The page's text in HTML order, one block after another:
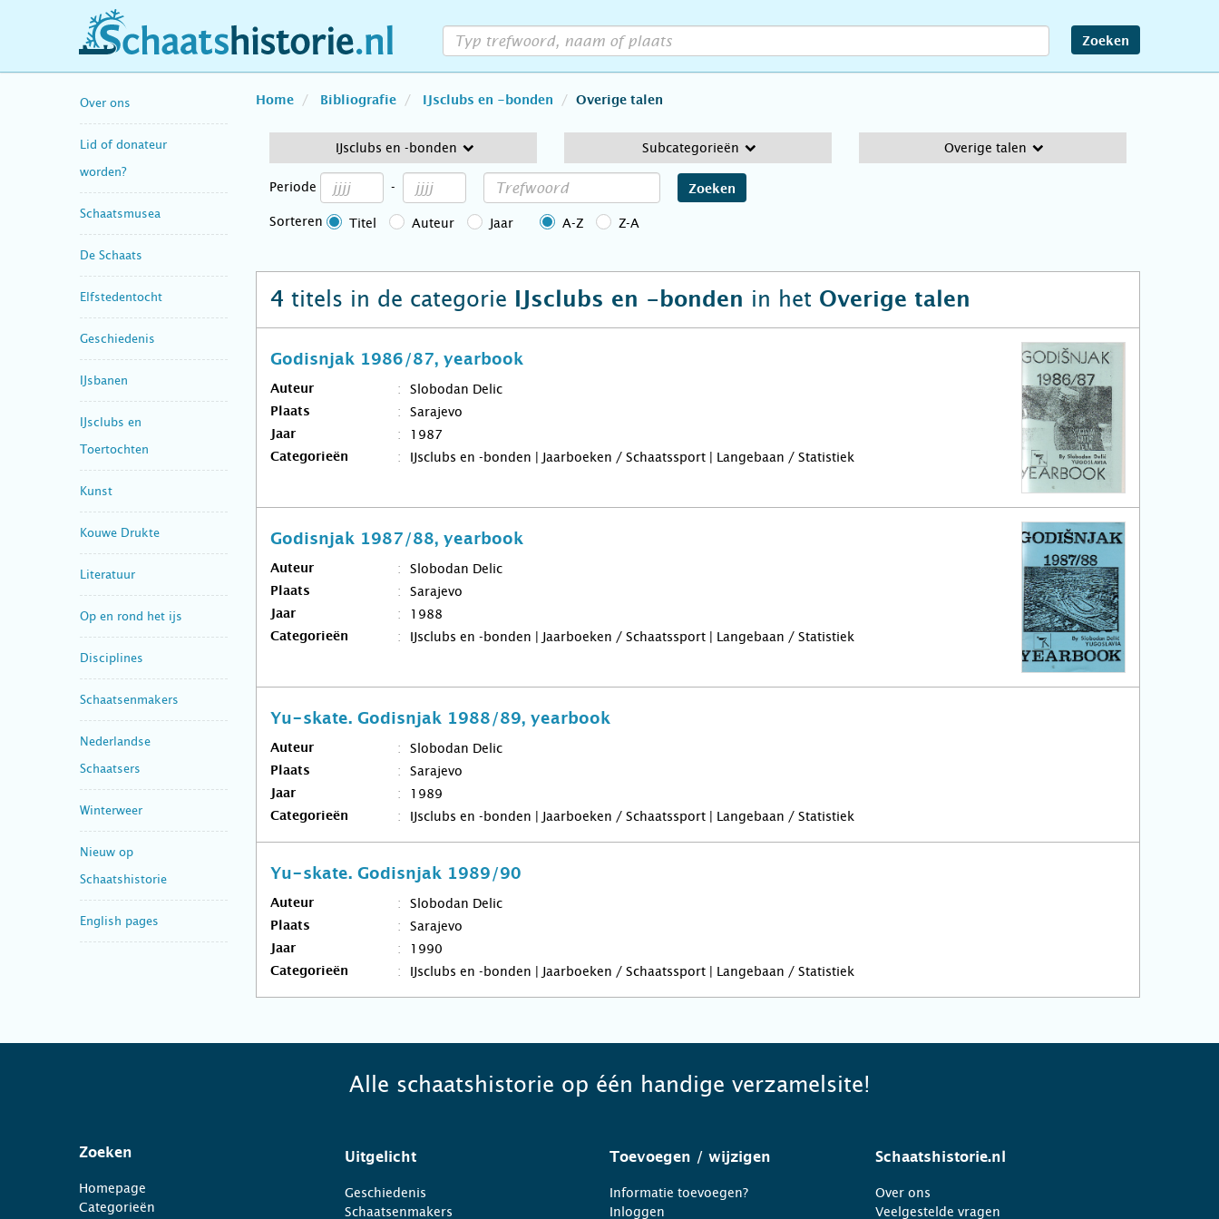
schaatshistorie.nl Zoeken
Over ons
Lid of donateur
worden?
Schaatsmusea
De Schaats
Elfstedentocht
Geschiedenis
IJsbanen
IJsclubs en
Toertochten
Kunst
Kouwe Drukte
Literatuur
Op en rond het ijs
Disciplines
Schaatsenmakers
Nederlandse
Schaatsers
Winterweer
Nieuw op
Schaatshistorie
English pages
Home Bibliografie IJsclubs en -bonden Overige talen
IJsclubs en -bonden Subcategorieën Overige talen
Periode - Zoeken
Sorteren Titel Auteur Jaar A-Z Z-A
4 titels in de categorie IJsclubs en -bonden in het Overige talen
Godisnjak 1986/87, yearbook
Auteur Slobodan Delic
Plaats Sarajevo
Jaar 1987
Categorieën IJsclubs en -bonden | Jaarboeken / Schaatssport | Langebaan / Statistiek
Godisnjak 1987/88, yearbook
Auteur Slobodan Delic
Plaats Sarajevo
Jaar 1988
Categorieën IJsclubs en -bonden | Jaarboeken / Schaatssport | Langebaan / Statistiek
Yu-skate. Godisnjak 1988/89, yearbook
Auteur Slobodan Delic
Plaats Sarajevo
Jaar 1989
Categorieën IJsclubs en -bonden | Jaarboeken / Schaatssport | Langebaan / Statistiek
Yu-skate. Godisnjak 1989/90
Auteur Slobodan Delic
Plaats Sarajevo
Jaar 1990
Categorieën IJsclubs en -bonden | Jaarboeken / Schaatssport | Langebaan / Statistiek
Alle schaatshistorie op één handige verzamelsite!
Zoeken
Homepage
Categorieën
Uitgelicht
Geschiedenis
Schaatsenmakers
Toevoegen / wijzigen
Informatie toevoegen?
Inloggen
Schaatshistorie.nl
Over ons
Veelgestelde vragen